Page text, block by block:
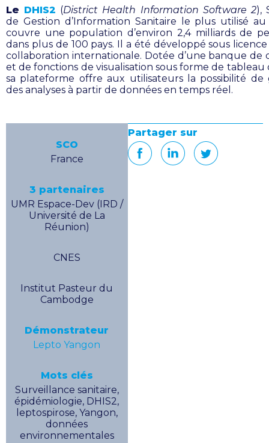
SCO
France
3 partenaires
UMR Espace-Dev (IRD /
Université de La
Réunion)
CNES
Institut Pasteur du
Cambodge
Démonstrateur
Lepto Yangon
Mots clés
Surveillance sanitaire,
épidémiologie, DHIS2,
leptospirose, Yangon,
données
environnementales
Partager sur
Le DHIS2 (District Health Information Software 2),
de Gestion d’Information Sanitaire le plus utilisé au
couvre une population d’environ 2,4 milliards de
dans plus de 100 pays. Il a été développé sous
collaboration internationale. Dotée d’une banque de
et de fonctions de visualisation sous forme de tableau
sa plateforme offre aux utilisateurs la possibilité de
des analyses à partir de données en temps réel.